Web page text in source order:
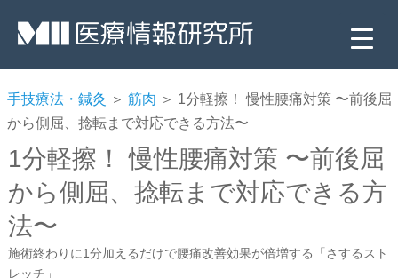
手技療法・鍼灸 ＞ 筋肉 ＞ 1分軽擦！ 慢性腰痛対策 〜前後屈
から側屈、捻転まで対応できる方法〜
1分軽擦！ 慢性腰痛対策 〜前後屈
から側屈、捻転まで対応できる方
法〜
施術終わりに1分加えるだけで腰痛改善効果が倍増する「さするスト
レッチ」